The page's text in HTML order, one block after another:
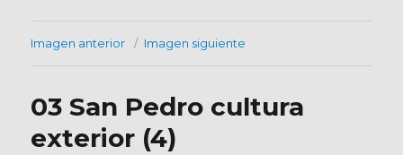
Imagen anterior Imagen siguiente
03 San Pedro cultura
exterior (4)